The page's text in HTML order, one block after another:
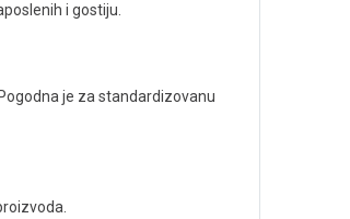
i gostiju.
je za standardizovanu